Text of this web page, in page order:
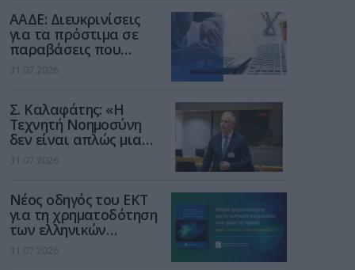
ΑΑΔΕ: Διευκρινίσεις
για τα πρόστιμα σε
παραβάσεις που
αφορούν τους ΦΗΜ
31.07.2026
Σ. Καλαφάτης: «Η
Τεχνητή Νοημοσύνη
δεν είναι απλώς μια
νέα τεχνολογία, είναι
μια νέα βιομηχανική
31.07.2026
Νέος οδηγός του ΕΚΤ
για τη χρηματοδότηση
των ελληνικών
επιχειρήσεων στον
χώρο της άμυνας
31.07.2026